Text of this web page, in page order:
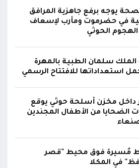
تصد هجوماً حوثياً في جبهتي
وحيس جنوب الحديدة
التطورات الميدانية والأمنية واتخاذ ما
بصورة عاجلة ومستمرة بما
للتصعيد الحوثي والتعامل
على مختلف المستويات
جملة من القرارات
إلى رفع مستوى الجاهزية
والدفاع المدني وتعزيز التنسيق
الدولة وحماية المدنيين والمنشآت
يوجه برفع جاهزية المرافق
في حضرموت ومأرب لإسعاف
الحوثي
الملك سلمان الطبية بالمهرة
استعداداتها للافتتاح الرسمي
داخل مخزن أسلحة حوثي يوقع
الضحايا من الأطفال المجندين
مُسيرة فوق محيط "قصر
في المكلا